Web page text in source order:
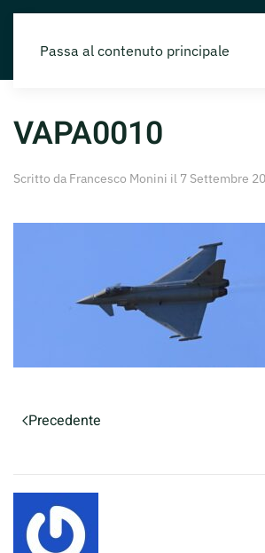
Passa al contenuto principale
VAPA0010
Scritto da Francesco Monini il 7 Settembre
Precedente